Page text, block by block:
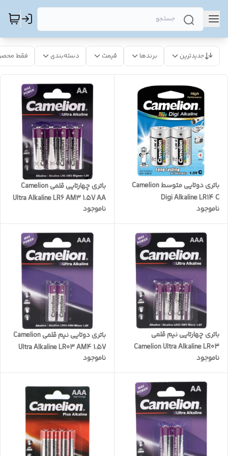
جدیدترین برندها قیمت دسته‌بندی فقط
باتری دوتایی متوسط Camelion
Digi Alkaline LR14 C
ناموجود
باتری چهارتایی قلمی Camelion
Ultra Alkaline LR6 AM3 1.5V AA
ناموجود
باتری چهارتایی نیم قلمی
Camelion Ultra Alkaline LR03
AM4 1.5V AAA
ناموجود
باتری دوتایی نیم قلمی Camelion
Ultra Alkaline LR03 AM4 1.5V
AAA
ناموجود